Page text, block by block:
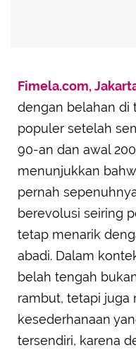
Fimela.com,
dengan belahan di
populer setelah
90-an dan awal
menunjukkan
pernah
berevolusi seiring
tetap menarik
abadi. Dalam
belah tengah
rambut, tetapi juga
kesederhanaan
tersendiri, karena